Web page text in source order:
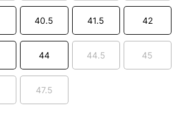
40.5 41.5 42
44 44.5 45
47.5